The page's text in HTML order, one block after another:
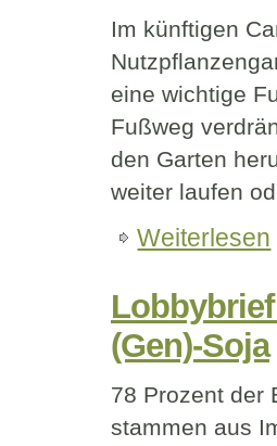
Im künftigen
eine wichtige
Fußweg
den Garten
weiter laufen
Weiterlesen
(Gen)-Soja
78 Prozent der
stammen aus